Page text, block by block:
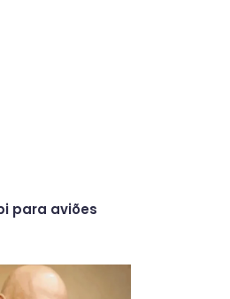
para aviões